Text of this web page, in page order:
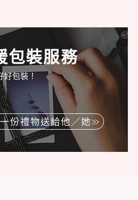
包裝服務
包裝！
份禮物送給他／她